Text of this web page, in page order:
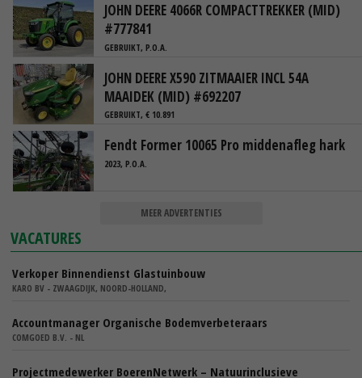
JOHN DEERE 4066R COMPACTTREKKER (MID)
#777841
GEBRUIKT, P.O.A.
JOHN DEERE X590 ZITMAAIER INCL 54A
MAAIDEK (MID) #692207
GEBRUIKT, € 10.891
Fendt Former 10065 Pro middenafleg hark
2023, P.O.A.
MEER ADVERTENTIES
VACATURES
Verkoper Binnendienst Glastuinbouw
KARO BV - ZWAAGDIJK, NOORD-HOLLAND,
Accountmanager Organische Bodemverbeteraars
COMGOED B.V. - NL
Projectmedewerker BoerenNetwerk – Natuurinclusieve